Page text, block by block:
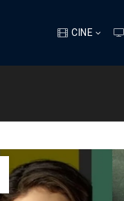
CINE